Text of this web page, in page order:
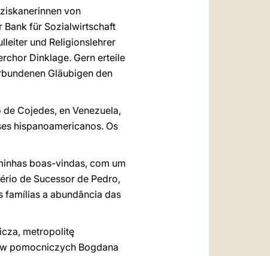
von
Bank für Sozialwirtschaft
und Religionslehrer
Dinklage. Gern erteile
Gläubigen den
Cojedes, en Venezuela,
hispanoamericanos. Os
boas-vindas, com um
de Sucessor de Pedro,
famílias a abundância das
metropolitę
pomocniczych Bogdana